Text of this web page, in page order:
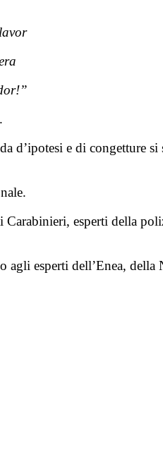
d’ipotesi e di congetture
esperti della
esperti dell’Enea, della